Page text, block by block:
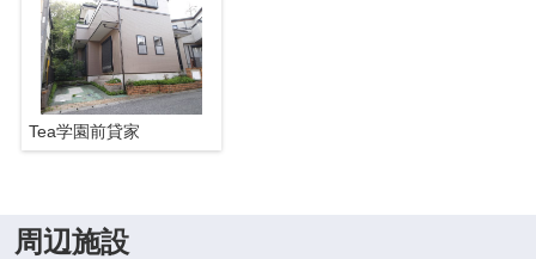
Tea学園前貸家
周辺施設